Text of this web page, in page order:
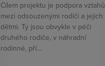
Cílem projektu je podpora vztahů
mezi odsouzenými rodiči a jejich
dětmi. Ty jsou obvykle v péči
druhého rodiče, v náhradní
rodinné, pří…